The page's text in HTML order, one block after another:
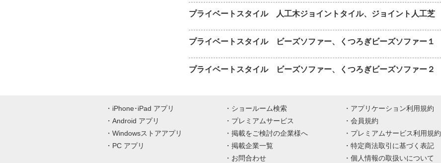
プライベートスタイル 人工木ジョイントタイル、ジョイント人工芝
プライベートスタイル ビーズソファー、くつろぎビーズソファー１
プライベートスタイル ビーズソファー、くつろぎビーズソファー２
iPhone･iPad アプリ
Android アプリ
Windowsストアアプリ
PC アプリ
ショールーム検索
プレミアムサービス
掲載をご検討の企業様へ
掲載企業一覧
お問合わせ
アプリケーション利用規約
会員規約
プレミアムサービス利用規約
特定商法取引に基づく表記
個人情報の取扱いについて